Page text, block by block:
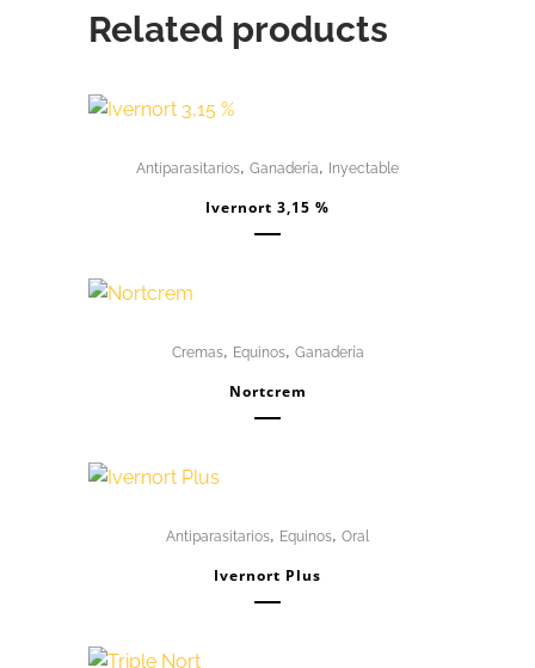
Related products
Antiparasitarios, Ganadería, Inyectable
Ivernort 3,15 %
Cremas, Equinos, Ganadería
Nortcrem
Antiparasitarios, Equinos, Oral
Ivernort Plus